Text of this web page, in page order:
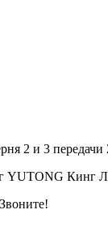
2 и 3
YUTONG Кинг